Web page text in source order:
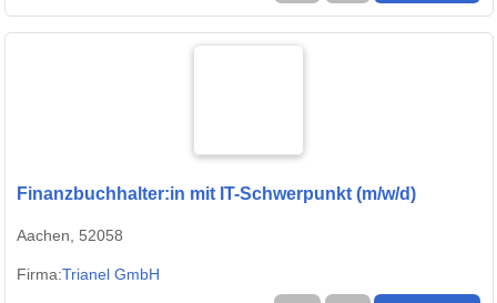
Finanzbuchhalter:in mit IT-Schwerpunkt (m/w/d)
Aachen, 52058
Firma:Trianel GmbH